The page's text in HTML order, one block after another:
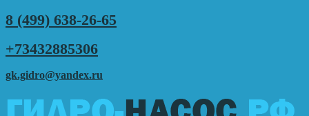
8 (499) 638-26-65
+73432885306
gk.gidro@yandex.ru